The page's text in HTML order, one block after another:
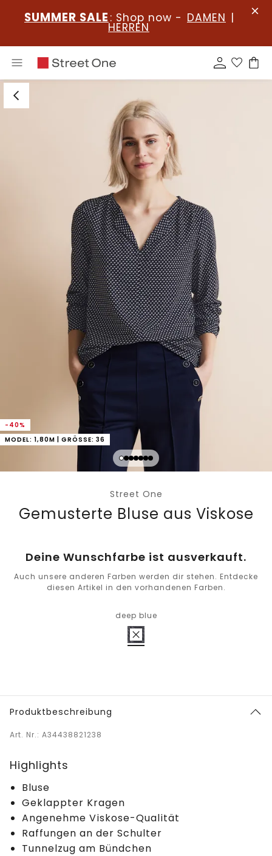
SUMMER SALE : Shop now - DAMEN |
HERREN
-40%
MODEL: 1,80M | GRÖSSE: 36
Street One
Gemusterte Bluse aus Viskose
Deine Wunschfarbe ist ausverkauft.
Auch unsere anderen Farben werden dir stehen. Entdecke
diesen Artikel in den vorhandenen Farben.
deep blue
Produktbeschreibung
Art. Nr.: A34438821238
Highlights
Bluse
Geklappter Kragen
Angenehme Viskose-Qualität
Raffungen an der Schulter
Tunnelzug am Bündchen